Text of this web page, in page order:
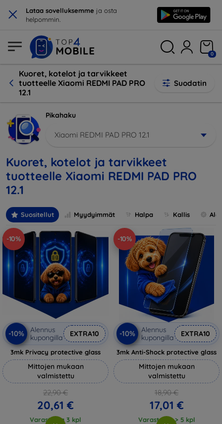
× Lataa sovelluksemme ja osta
helpommin.
0
Kuoret, kotelot ja tarvikkeet
tuotteelle Xiaomi REDMI PAD PRO
12.1
Suodatin
Pikahaku
Xiaomi REDMI PAD PRO 12.1
Kuoret, kotelot ja tarvikkeet
tuotteelle Xiaomi REDMI PAD PRO
12.1
Suositellut Myydyimmät Halpa Kallis
-10%
-10%
Alennus
kupongilla
EXTRA10
3mk Privacy protective glass
Mittojen mukaan
valmistettu
22,90 €
20,61 €
Varastossa 3 kpl
-10%
-10%
Alennus
kupongilla
EXTRA10
3mk Anti-Shock protective glass
Mittojen mukaan
valmistettu
18,90 €
17,01 €
Varastossa > 5 kpl